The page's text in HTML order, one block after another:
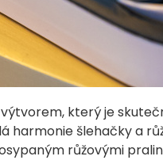
který je
harmonie šlehačky a
růžovými